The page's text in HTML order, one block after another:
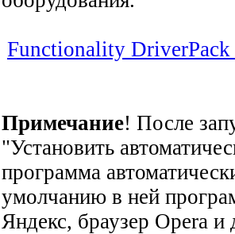
Functionality
Примечание! После
"Установить
программа
умолчанию в ней
Яндекс, браузер Opera и